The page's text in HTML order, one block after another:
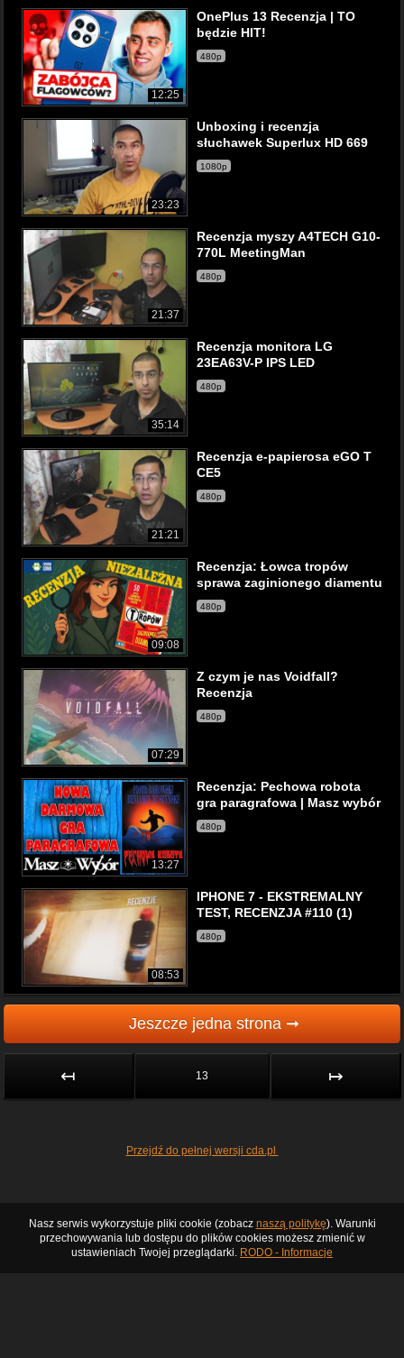
12:25
OnePlus 13 Recenzja | TO
będzie HIT!
480p
23:23
Unboxing i recenzja
słuchawek Superlux HD 669
1080p
21:37
Recenzja myszy A4TECH G10-
770L MeetingMan
480p
35:14
Recenzja monitora LG
23EA63V-P IPS LED
480p
21:21
Recenzja e-papierosa eGO T
CE5
480p
09:08
Recenzja: Łowca tropów
sprawa zaginionego diamentu
480p
07:29
Z czym je nas Voidfall?
Recenzja
480p
13:27
Recenzja: Pechowa robota
gra paragrafowa | Masz wybór
480p
08:53
IPHONE 7 - EKSTREMALNY
TEST, RECENZJA #110 (1)
480p
Jeszcze jedna strona ➞
↤ 13 ↦
Przejdź do pełnej wersji cda.pl
Nasz serwis wykorzystuje pliki cookie (zobacz naszą politykę). Warunki
przechowywania lub dostępu do plików cookies możesz zmienić w
ustawieniach Twojej przeglądarki. RODO - Informacje